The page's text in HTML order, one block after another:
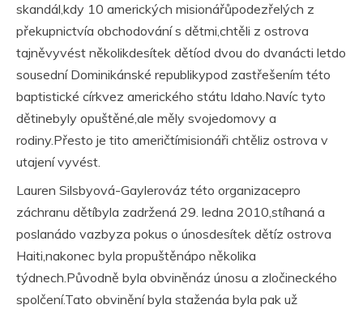
skandál,kdy 10 amerických misionářůpodezřelých z
překupnictvía obchodování s dětmi,chtěli z ostrova
tajněvyvést několikdesítek dětíod dvou do dvanácti letdo
sousední Dominikánské republikypod zastřešením této
baptistické církvez amerického státu Idaho.Navíc tyto
dětinebyly opuštěné,ale měly svojedomovy a
rodiny.Přesto je tito američtímisionáři chtěliz ostrova v
utajení vyvést.
Lauren Silsbyová-Gaylerováz této organizacepro
záchranu dětíbyla zadržená 29. ledna 2010,stíhaná a
poslanádo vazbyza pokus o únosdesítek dětíz ostrova
Haiti,nakonec byla propuštěnápo několika
týdnech.Původně byla obviněnáz únosu a zločineckého
spolčení.Tato obvinění byla staženáa byla pak už